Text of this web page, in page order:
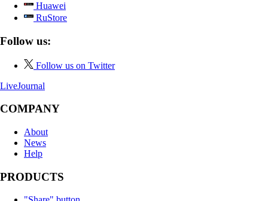
Huawei
RuStore
Follow us:
Follow us on Twitter
LiveJournal
COMPANY
About
News
Help
PRODUCTS